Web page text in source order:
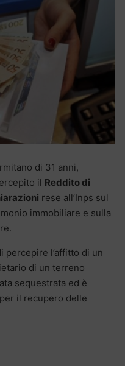
di 31 anni,
il Reddito di
rese all’Inps sul
immobiliare e sulla
percepire l’affitto di un
di un terreno
sequestrata ed è
il recupero delle